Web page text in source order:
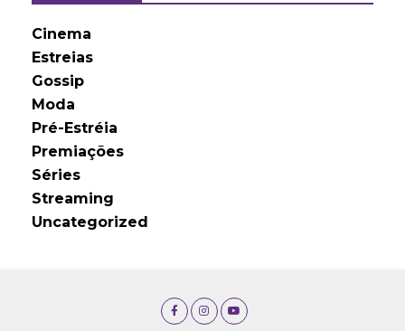
Cinema
Estreias
Gossip
Moda
Pré-Estréia
Premiações
Séries
Streaming
Uncategorized